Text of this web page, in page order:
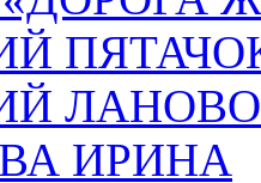
ИРИНА